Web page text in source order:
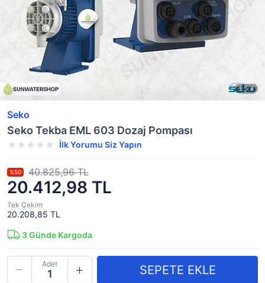
Seko
Seko Tekba EML 603 Dozaj Pompası
İlk Yorumu Siz Yapın
20.412,98 TL
%50 40.825,96 TL
Tek Çekim
20.208,85 TL
3Günde Kargoda
Adet